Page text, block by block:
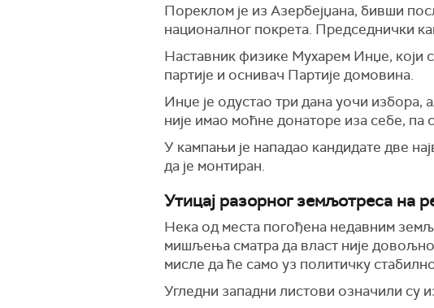
Пореклом је из Азербејџана, бивши
националног покрета. Председнички
Наставник физике Мухарем Инџе, који
партије и оснивач Партије домовина.
Инџе је одустао три дана уочи избора,
није имао моћне донаторе иза себе, па
У кампањи је нападао кандидате две
да је монтиран.
Утицај разорног земљотреса на
Нека од места погођена недавним
мишљења сматра да власт није
мисле да ће само уз политичку
Угледни западни листови означили су